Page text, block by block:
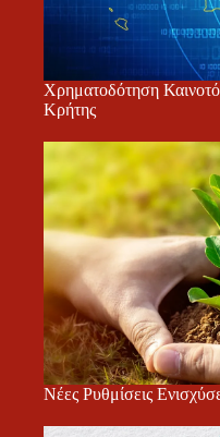
Χρηματοδότηση
Κρήτης
Νέες Ρυθμίσεις